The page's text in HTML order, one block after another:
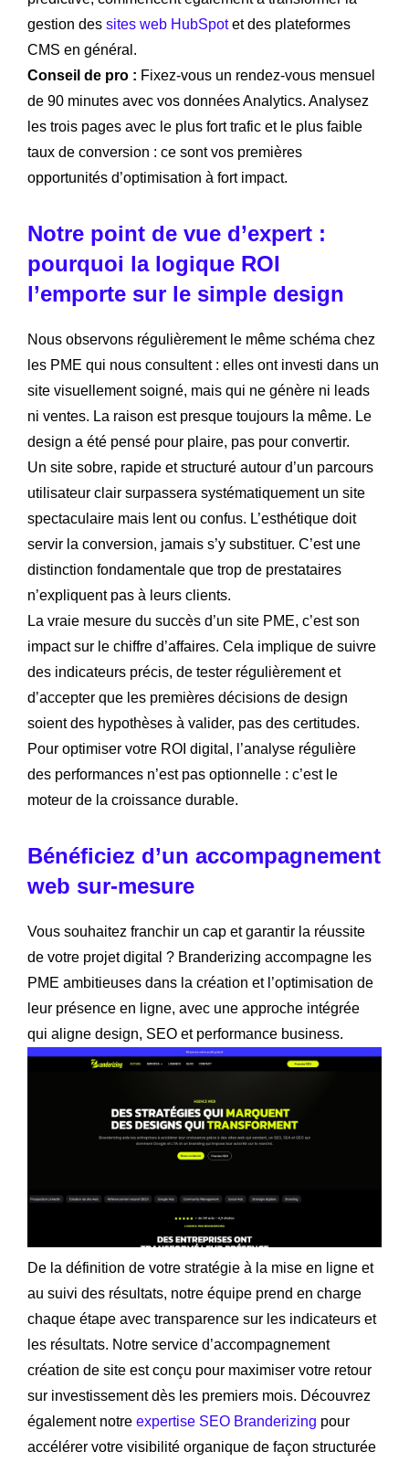
gestion des sites web HubSpotet des plateformes
CMS en général.
Conseil de pro : Fixez-vous un rendez-vous mensuel
de 90 minutes avec vos données Analytics. Analysez
les trois pages avec le plus fort trafic et le plus faible
taux de conversion : ce sont vos premières
opportunités d’optimisation à fort impact.
Notre point de vue d’expert :
pourquoi la logique ROI
l’emporte sur le simple design
Nous observons régulièrement le même schéma chez
les PME qui nous consultent : elles ont investi dans un
site visuellement soigné, mais qui ne génère ni leads
ni ventes. La raison est presque toujours la même. Le
design a été pensé pour plaire, pas pour convertir.
Un site sobre, rapide et structuré autour d’un parcours
utilisateur clair surpassera systématiquement un site
spectaculaire mais lent ou confus. L’esthétique doit
servir la conversion, jamais s’y substituer. C’est une
distinction fondamentale que trop de prestataires
n’expliquent pas à leurs clients.
La vraie mesure du succès d’un site PME, c’est son
impact sur le chiffre d’affaires. Cela implique de suivre
des indicateurs précis, de tester régulièrement et
d’accepter que les premières décisions de design
soient des hypothèses à valider, pas des certitudes.
Pour optimiser votre ROI digital, l’analyse régulière
des performances n’est pas optionnelle : c’est le
moteur de la croissance durable.
Bénéficiez d’un accompagnement
web sur-mesure
Vous souhaitez franchir un cap et garantir la réussite
de votre projet digital ? Branderizing accompagne les
PME ambitieuses dans la création et l’optimisation de
leur présence en ligne, avec une approche intégrée
qui aligne design, SEO et performance business.
De la définition de votre stratégie à la mise en ligne et
au suivi des résultats, notre équipe prend en charge
chaque étape avec transparence sur les indicateurs et
les résultats. Notre service d’accompagnement
création de site est conçu pour maximiser votre retour
sur investissement dès les premiers mois. Découvrez
également notre expertise SEO Branderizing pour
accélérer votre visibilité organique de façon structurée